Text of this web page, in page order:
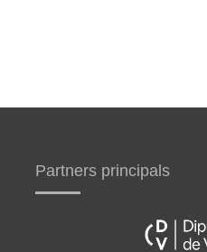
Partners principals